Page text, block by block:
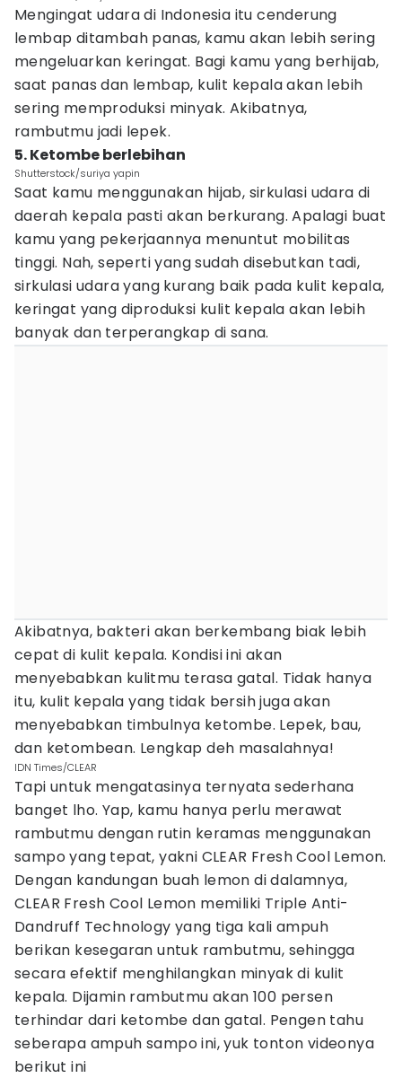
Mengingat udara di Indonesia itu cenderung
lembap ditambah panas, kamu akan lebih sering
mengeluarkan keringat. Bagi kamu yang berhijab,
saat panas dan lembap, kulit kepala akan lebih
sering memproduksi minyak. Akibatnya,
rambutmu jadi lepek.
5. Ketombe berlebihan
Shutterstock/suriya yapin
Saat kamu menggunakan hijab, sirkulasi udara di
daerah kepala pasti akan berkurang. Apalagi buat
kamu yang pekerjaannya menuntut mobilitas
tinggi. Nah, seperti yang sudah disebutkan tadi,
sirkulasi udara yang kurang baik pada kulit kepala,
keringat yang diproduksi kulit kepala akan lebih
banyak dan terperangkap di sana.
Akibatnya, bakteri akan berkembang biak lebih
cepat di kulit kepala. Kondisi ini akan
menyebabkan kulitmu terasa gatal. Tidak hanya
itu, kulit kepala yang tidak bersih juga akan
menyebabkan timbulnya ketombe. Lepek, bau,
dan ketombean. Lengkap deh masalahnya!
IDN Times/CLEAR
Tapi untuk mengatasinya ternyata sederhana
banget lho. Yap, kamu hanya perlu merawat
rambutmu dengan rutin keramas menggunakan
sampo yang tepat, yakni CLEAR Fresh Cool Lemon.
Dengan kandungan buah lemon di dalamnya,
CLEAR Fresh Cool Lemon memiliki Triple Anti-
Dandruff Technology yang tiga kali ampuh
berikan kesegaran untuk rambutmu, sehingga
secara efektif menghilangkan minyak di kulit
kepala. Dijamin rambutmu akan 100 persen
terhindar dari ketombe dan gatal. Pengen tahu
seberapa ampuh sampo ini, yuk tonton videonya
berikut ini